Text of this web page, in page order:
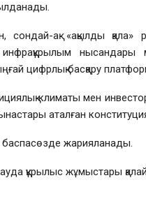
сондай-ақ «ақылды
нысандары
цифрлық басқару
климаты мен
аталған
баспасөзде жарияланады.
құрылыс жұмыстары